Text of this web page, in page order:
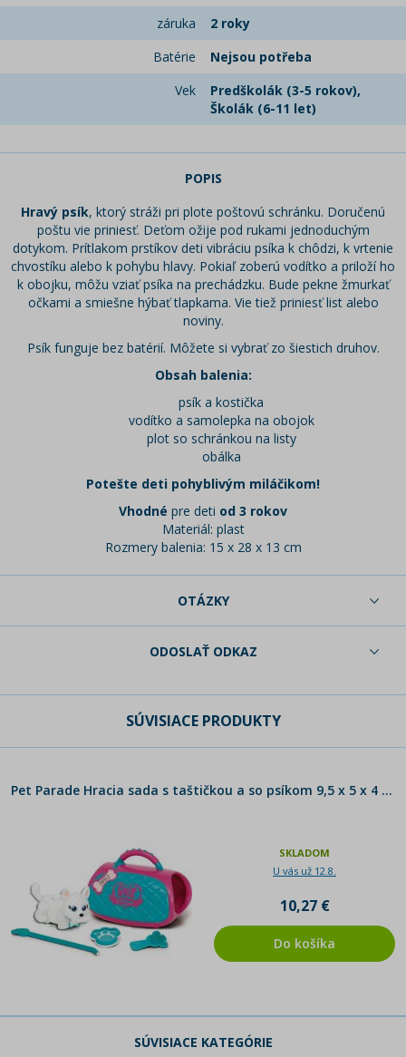
záruka
2 roky
Batérie
Nejsou potřeba
Vek
Predškolák (3-5 rokov),
Školák (6-11 let)
POPIS
Hravý psík, ktorý stráži pri plote poštovú schránku. Doručenú
poštu vie priniesť. Deťom ožije pod rukami jednoduchým
dotykom. Prítlakom prstíkov deti vibráciu psíka k chôdzi, k vrtenie
chvostíku alebo k pohybu hlavy. Pokiaľ zoberú vodítko a priloží ho
k obojku, môžu vziať psíka na prechádzku. Bude pekne žmurkať
očkami a smiešne hýbať tlapkama. Vie tiež priniesť list alebo
noviny.
Psík funguje bez batérií. Môžete si vybrať zo šiestich druhov.
Obsah balenia:
psík a kostička
vodítko a samolepka na obojok
plot so schránkou na listy
obálka
Potešte deti pohyblivým miláčikom!
Vhodné pre deti od 3 rokov
Materiál: plast
Rozmery balenia: 15 x 28 x 13 cm
OTÁZKY
ODOSLAŤ ODKAZ
SÚVISIACE PRODUKTY
Pet Parade Hracia sada s taštičkou a so psíkom 9,5 x 5 x 4 cm
SKLADOM
U vás už 12.8.
10,27 €
Do košíka
SÚVISIACE KATEGÓRIE